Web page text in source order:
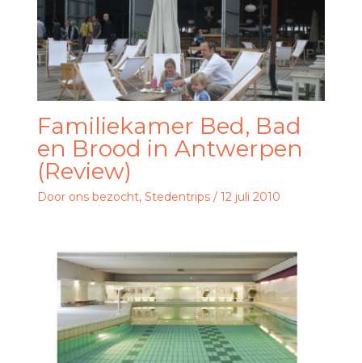
Familiekamer Bed, Bad
en Brood in Antwerpen
(Review)
Door ons bezocht, Stedentrips/ 12 juli 2010